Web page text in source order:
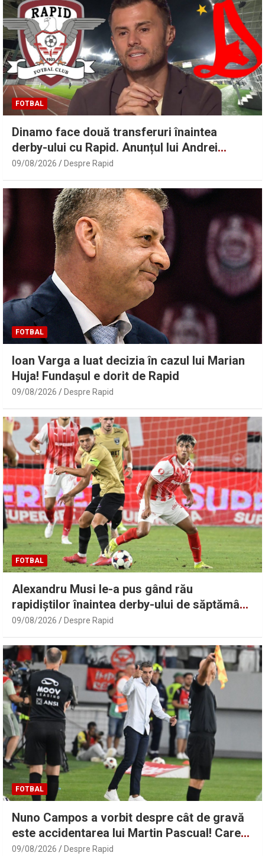
FOTBAL
Dinamo face două transferuri înaintea
derby-ului cu Rapid. Anunțul lui Andrei
Nicolescu
09/08/2026 Despre Rapid
FOTBAL
Ioan Varga a luat decizia în cazul lui Marian
Huja! Fundașul e dorit de Rapid
09/08/2026 Despre Rapid
FOTBAL
Alexandru Musi le-a pus gând rău
rapidiștilor înaintea derby-ului de săptămâna
viitoare: „O să fie foc!”
09/08/2026 Despre Rapid
FOTBAL
Nuno Campos a vorbit despre cât de gravă
este accidentarea lui Martin Pascual! Care
este situația lui Karamoko | Sport.ro
09/08/2026 Despre Rapid